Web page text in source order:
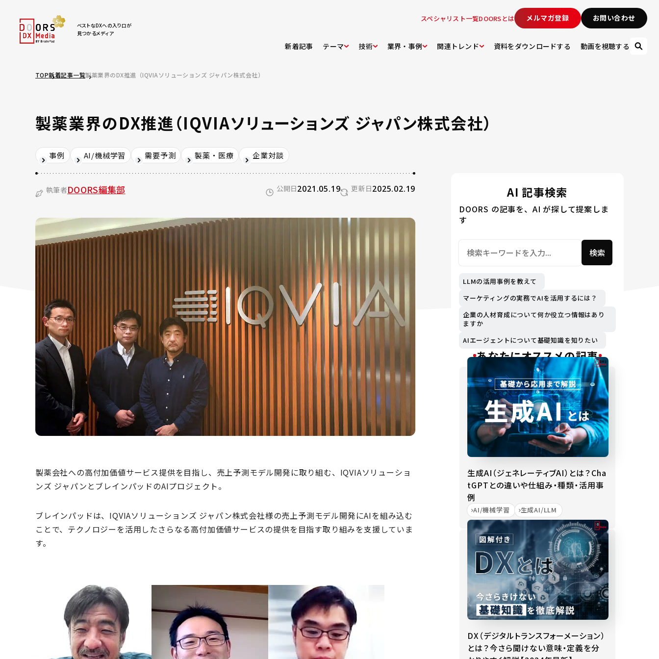
ベストなDXへの入り口が
見つかるメディア
スペシャリスト一覧DOORSとは メルマガ登録 お問い合わせ
新着記事 テーマ 技術 業界・事例 関連トレンド 資料をダウンロードする 動画を視聴する
TOP新着記事一覧製薬業界のDX推進（IQVIAソリューションズ ジャパン株式会社）
製薬業界のDX推進（IQVIAソリューションズ ジャパン株式会社）
事例 AI/機械学習 需要予測 製薬・医療 企業対談
執筆者DOORS編集部 公開日2021.05.19 更新日2025.02.19
製薬会社への高付加価値サービス提供を目指し、売上予測モデル開発に取り組む、IQVIAソリューショ
ンズ ジャパンとブレインパッドのAIプロジェクト。
ブレインパッドは、IQVIAソリューションズ ジャパン株式会社様の売上予測モデル開発にAIを組み込む
ことで、テクノロジーを活用したさらなる高付加価値サービスの提供を目指す取り組みを支援していま
す。
AI 記事検索
DOORS の記事を、AI が探して提案しま
す
検索
LLMの活用事例を教えて
マーケティングの実務でAIを活用するには？
企業の人材育成について何か役立つ情報はあり
ますか
AIエージェントについて基礎知識を知りたい
あなたにオススメの記事
生成AI（ジェネレーティブAI）とは？Cha
tGPTとの違いや仕組み・種類・活用事
例
AI/機械学習 生成AI/LLM
DX（デジタルトランスフォーメーション）
とは？今さら聞けない意味・定義を分